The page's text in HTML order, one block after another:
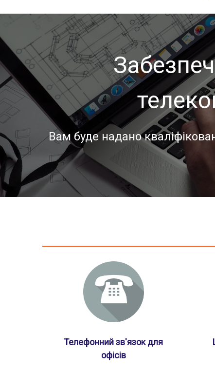
Вам буде надано
Телефонний зв'язок для
офісів